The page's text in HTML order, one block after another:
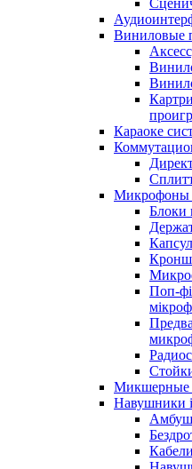
Виниловые
Караоке
Микрофоны
Блоки
Поп-
Микшерные
Навушники і